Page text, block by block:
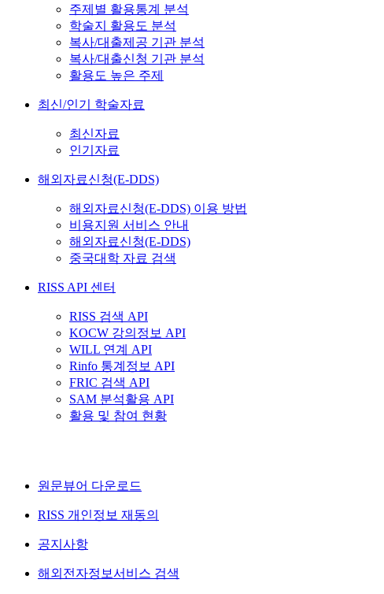
주제별 활용통계 분석
학술지 활용도 분석
복사/대출제공 기관 분석
복사/대출신청 기관 분석
활용도 높은 주제
최신/인기 학술자료
최신자료
인기자료
해외자료신청(E-DDS)
해외자료신청(E-DDS) 이용 방법
비용지원 서비스 안내
해외자료신청(E-DDS)
중국대학 자료 검색
RISS API 센터
RISS 검색 API
KOCW 강의정보 API
WILL 연계 API
Rinfo 통계정보 API
FRIC 검색 API
SAM 분석활용 API
활용 및 참여 현황
원문뷰어 다운로드
RISS 개인정보 재동의
공지사항
해외전자정보서비스 검색